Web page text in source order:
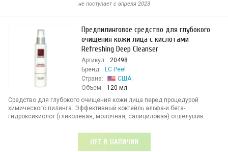
не поступает c апреля 2023
Предпилинговое средство для глубокого
очищения кожи лица с кислотами
Refreshing Deep Cleanser
Артикул:
20498
Бренд:
LC Peel
Страна:
США
Объем:
120 мл
Средство для глубокого очищения кожи лица перед процедурой
химического пилинга. Эффективный коктейль альфа-и бета-
гидроксикислот (гликолевая, молочная, салициловая) отшелушив...
НЕТ В НАЛИЧИИ